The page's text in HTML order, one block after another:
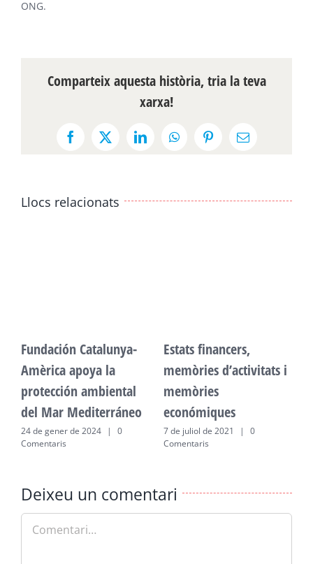
ONG.
Comparteix aquesta història, tria la teva
xarxa!
Facebook
X LinkedInWhatsAppPinterestEmail:
Llocs relacionats
Fundación Catalunya-
Amèrica apoya la
protección ambiental
del Mar Mediterráneo
24 de gener de 2024 |
0
Comentaris
Estats financers,
memòries d’activitats i
memòries
económiques
7 de juliol de 2021 |
0
Comentaris
Deixeu un comentari